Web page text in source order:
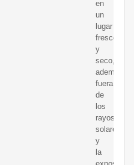
en
un
lugar
fresco
y
seco,
además
fuera
de
los
rayos
solares
y
la